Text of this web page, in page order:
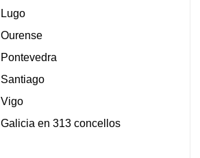
Lugo
Ourense
Pontevedra
Santiago
Vigo
Galicia en 313 concellos